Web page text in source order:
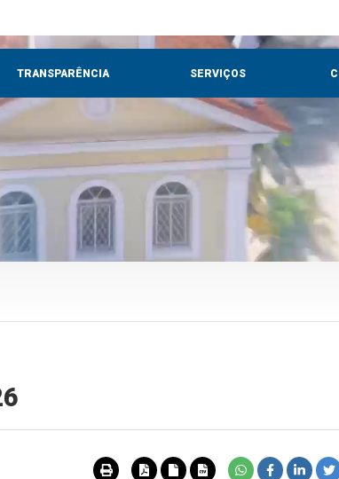
TRANSPARÊNCIA SERVIÇOS